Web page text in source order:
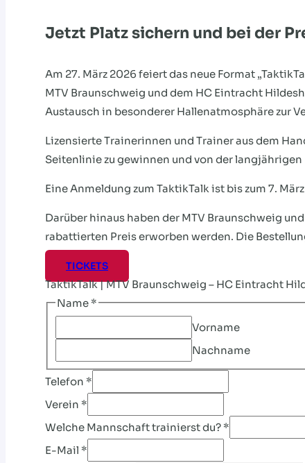
Jetzt Platz sichern und bei der
Am 27. März 2026 feiert das neue Format
MTV Braunschweig und dem HC Eintracht
Austausch in besonderer Hallenatmosphäre zur
Lizensierte Trainerinnen und Trainer aus dem
Seitenlinie zu gewinnen und von der
Eine Anmeldung zum TaktikTalk ist bis zum 7.
Darüber hinaus haben der MTV Braunschweig
rabattierten Preis erworben werden. Die
TICKETS
TaktikTalk | MTV Braunschweig – HC Eintracht
Name *
Vorname
Nachname
Telefon *
Verein *
Welche Mannschaft trainierst du? *
E-Mail *